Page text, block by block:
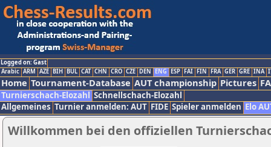
Logged on: Gast
Arabic ARM AZE BIH BUL CAT CHN CRO CZE DEN ENG ESP FAI FIN FRA GER GRE INA
Home Tournament-Database AUT championship Pictures
Turnierschach-Elozahl Schnellschach-Elozahl
Allgemeines Turnier anmelden: AUT FIDE Spieler anmelden Elo
Willkommen bei den offiziellen